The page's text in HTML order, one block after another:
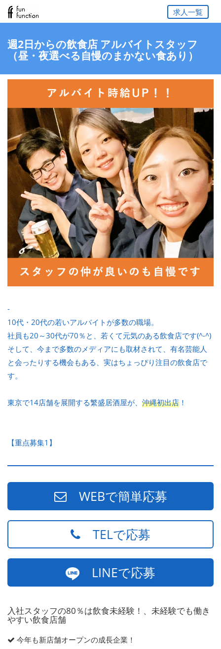
求人一覧
週2日からの飲食店 アルバイトスタッフ
（昼・夜選べる自慢のまかない食あり）
-
10代・20代の若いアルバイトが多数の職場。
社員も20～30代が70％と、若くて元気のある飲食店です(^-^)
そして、今まで多数のメディアにも取材されて、有名芸能人
と会ったりする機会もある、実はちょっぴり注目の飲食店で
す。
東京で14店舗を展開する繁盛居酒屋が、 沖縄初出店 ！
【重点募集1】
WEBで簡単応募
TELで応募
LINEで応募
入社スタッフの80％は飲食未経験！、未経験でも働き
やすい飲食店舗
今年も新店舗オープンの成長企業！